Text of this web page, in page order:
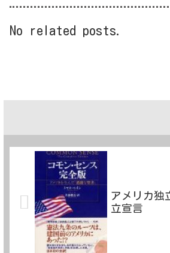
No related posts.
アメリカ独
立宣言